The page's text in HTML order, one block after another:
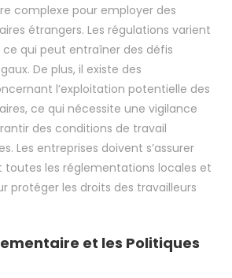
complexe pour employer des
étrangers. Les régulations varient
ce qui peut entraîner des défis
De plus, il existe des
l’exploitation potentielle des
ce qui nécessite une vigilance
des conditions de travail
Les entreprises doivent s’assurer
toutes les réglementations locales et
protéger les droits des travailleurs
et les Politiques